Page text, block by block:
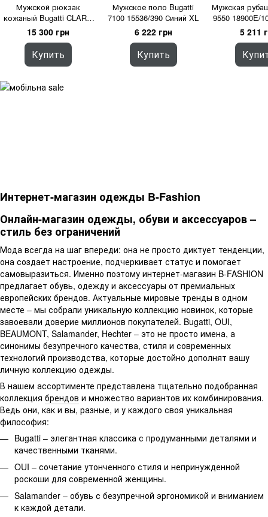
Мужской рюкзак
кожаный Bugatti CLARK
49235401 Черный One
Size
15 300 грн
Купить
Мужское поло Bugatti
7100 15536/390 Синий XL
6 222 грн
Купить
Мужская
9550 18900E/
5 211
Интернет-магазин одежды B-Fashion
Онлайн-магазин одежды, обуви и аксессуаров –
стиль без ограничений
Мода всегда на шаг впереди: она не просто диктует тенденции,
она создает настроение, подчеркивает статус и помогает
самовыразиться. Именно поэтому интернет-магазин B-FASHION
предлагает обувь, одежду и аксессуары от премиальных
европейских брендов. Актуальные мировые тренды в одном
месте – мы собрали уникальную коллекцию новинок, которые
завоевали доверие миллионов покупателей. Bugatti, OUI,
BEAUMONT, Salamander, Hechter – это не просто имена, а
синонимы безупречного качества, стиля и современных
технологий производства, которые достойно дополнят вашу
личную коллекцию одежды.
В нашем ассортименте представлена тщательно подобранная
коллекция брендов и множество вариантов их комбинирования.
Ведь они, как и вы, разные, и у каждого своя уникальная
философия:
Bugatti – элегантная классика с продуманными деталями и
качественными тканями.
OUI – сочетание утонченного стиля и непринужденной
роскоши для современной женщины.
Salamander – обувь с безупречной эргономикой и вниманием
к каждой детали.